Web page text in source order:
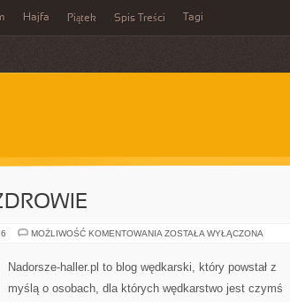
Hajfa Piątek Spis Treści Tagi
MOŻLIWOŚĆ KOMENTOWANIA WĘDKARSTWO
ZOSTAŁA WYŁĄCZONA
Nadorsze-haller.pl to blog wędkarski, który powstał z
myślą o osobach, dla których wędkarstwo jest czymś